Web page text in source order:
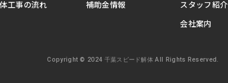
工事の流れ 補助金情報 スタッフ紹介
会社案内
Copyright © 2024 千葉スピード解体 All Rights Reserved.